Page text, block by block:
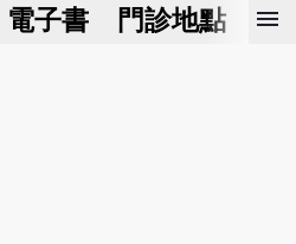
電子書 門診地點 預
menu